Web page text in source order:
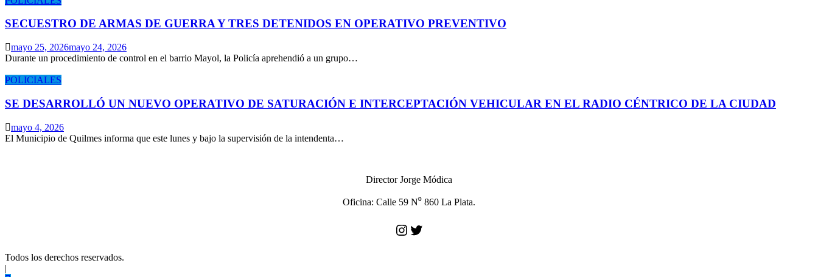
SECUESTRO DE ARMAS DE GUERRA Y TRES DETENIDOS EN OPERATIVO PREVENTIVO
mayo 25, 2026mayo 24, 2026
Durante un procedimiento de control en el barrio Mayol, la Policía aprehendió a un grupo…
POLICIALES
SE DESARROLLÓ UN NUEVO OPERATIVO DE SATURACIÓN E INTERCEPTACIÓN VEHICULAR EN EL RADIO CÉNTRICO DE LA CIUDAD
mayo 4, 2026
El Municipio de Quilmes informa que este lunes y bajo la supervisión de la intendenta…
Director Jorge Módica
Oficina: Calle 59 N⁰ 860 La Plata.
Instagram
Twitter
Todos los derechos reservados.
|